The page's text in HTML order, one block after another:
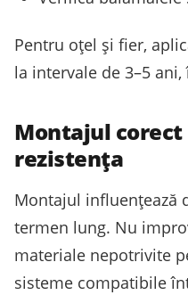
Pentru oțel și fier,
la intervale de 3–5
Montajul
rezistența
Montajul influențează
termen lung. Nu
materiale nepotrivite
sisteme compatibile